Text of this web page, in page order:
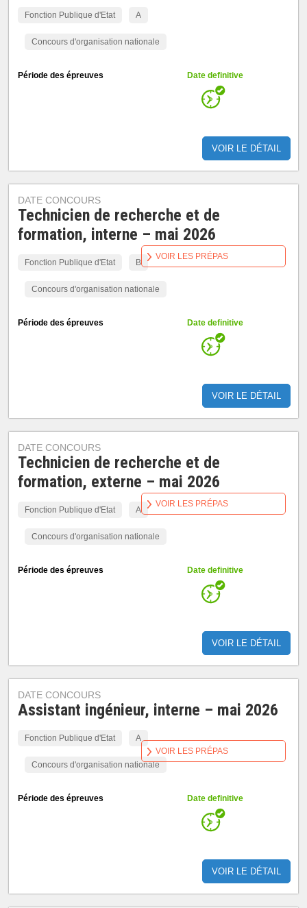
Fonction Publique d'Etat A
Concours d'organisation nationale
Période des épreuves Date definitive
VOIR LE DÉTAIL
DATE CONCOURS
Technicien de recherche et de
formation, interne – mai 2026
Fonction Publique d'Etat B
Concours d'organisation nationale
Période des épreuves Date definitive
VOIR LE DÉTAIL
VOIR LES PRÉPAS
DATE CONCOURS
Technicien de recherche et de
formation, externe – mai 2026
Fonction Publique d'Etat A
Concours d'organisation nationale
Période des épreuves Date definitive
VOIR LE DÉTAIL
VOIR LES PRÉPAS
DATE CONCOURS
Assistant ingénieur, interne – mai 2026
Fonction Publique d'Etat A
Concours d'organisation nationale
Période des épreuves Date definitive
VOIR LE DÉTAIL
VOIR LES PRÉPAS